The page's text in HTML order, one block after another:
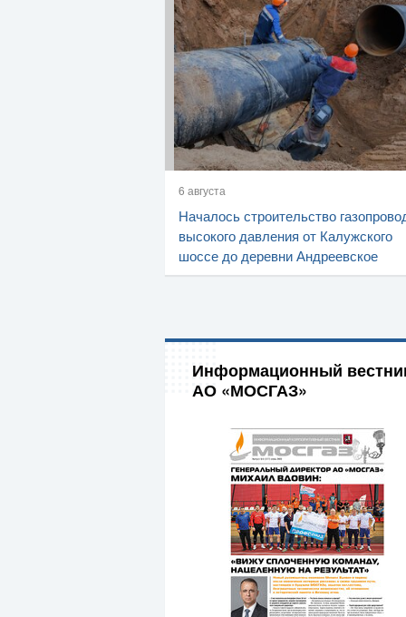
6 августа
Началось строительство
высокого давления от Калужского
шоссе до деревни Андреевское
Информационный
АО «МОСГАЗ»